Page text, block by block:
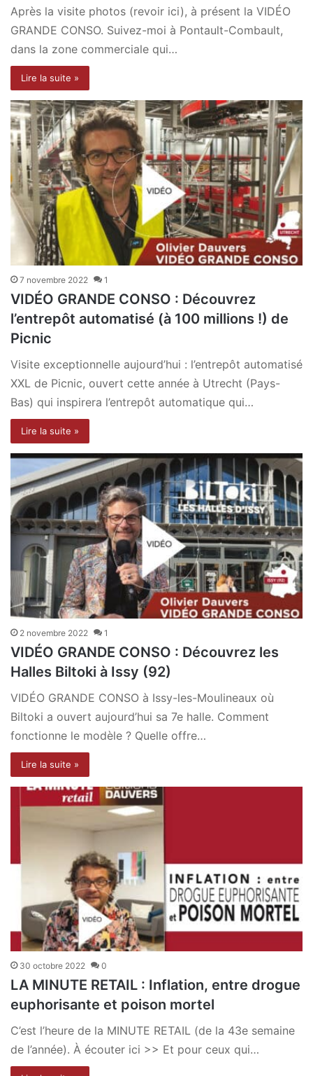
Après la visite photos (revoir ici), à présent la VIDÉO
GRANDE CONSO. Suivez-moi à Pontault-Combault,
dans la zone commerciale qui…
Lire la suite »
7 novembre 2022 1
VIDÉO GRANDE CONSO : Découvrez
l’entrepôt automatisé (à 100 millions !) de
Picnic
Visite exceptionnelle aujourd’hui : l’entrepôt automatisé
XXL de Picnic, ouvert cette année à Utrecht (Pays-
Bas) qui inspirera l’entrepôt automatique qui…
Lire la suite »
2 novembre 2022 1
VIDÉO GRANDE CONSO : Découvrez les
Halles Biltoki à Issy (92)
VIDÉO GRANDE CONSO à Issy-les-Moulineaux où
Biltoki a ouvert aujourd’hui sa 7e halle. Comment
fonctionne le modèle ? Quelle offre…
Lire la suite »
30 octobre 2022 0
LA MINUTE RETAIL : Inflation, entre drogue
euphorisante et poison mortel
C’est l’heure de la MINUTE RETAIL (de la 43e semaine
de l’année). À écouter ici >> Et pour ceux qui…